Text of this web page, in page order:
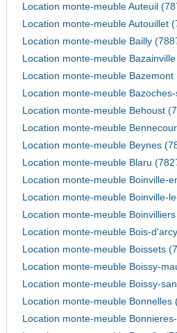
Location monte-meuble Auteuil
Location monte-meuble Autouillet
Location monte-meuble Bailly
Location monte-meuble
Location monte-meuble Bazemont
Location monte-meuble
Location monte-meuble Behoust
Location monte-meuble
Location monte-meuble Beynes
Location monte-meuble Blaru
Location monte-meuble Boinville-
Location monte-meuble Boinville-
Location monte-meuble
Location monte-meuble Bois-
Location monte-meuble Boissets
Location monte-meuble Boissy-
Location monte-meuble Boissy-
Location monte-meuble Bonnelles
Location monte-meuble